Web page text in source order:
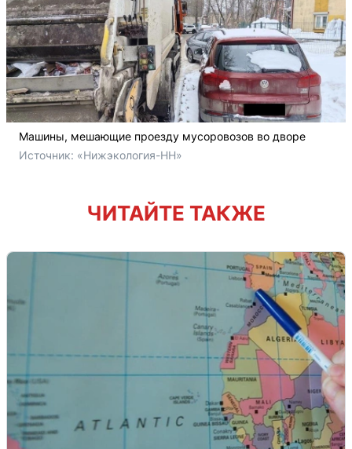
Машины, мешающие проезду мусоровозов во дворе
Источник: «Нижэкология-НН»
ЧИТАЙТЕ ТАКЖЕ